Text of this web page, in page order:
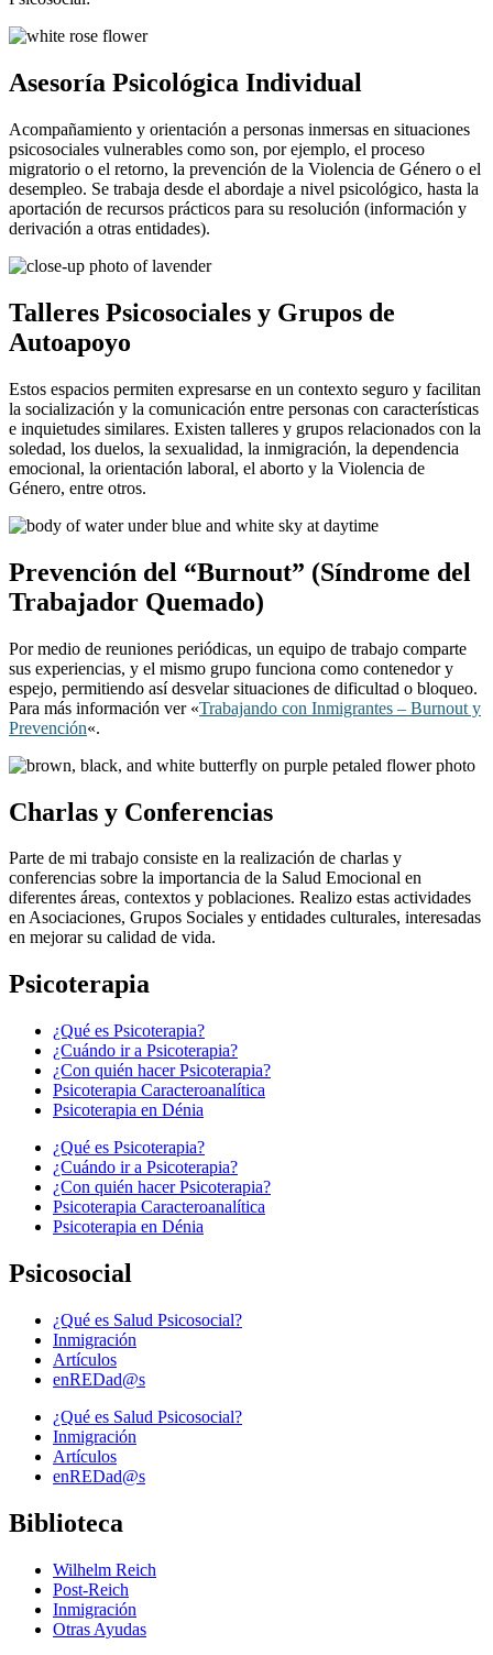
Asesoría Psicológica Individual
Acompañamiento y orientación a personas inmersas en situaciones
psicosociales vulnerables como son, por ejemplo, el proceso
migratorio o el retorno, la prevención de la Violencia de Género o el
desempleo. Se trabaja desde el abordaje a nivel psicológico, hasta la
aportación de recursos prácticos para su resolución (información y
derivación a otras entidades).
Talleres Psicosociales y Grupos de
Autoapoyo
Estos espacios permiten expresarse en un contexto seguro y facilitan
la socialización y la comunicación entre personas con características
e inquietudes similares. Existen talleres y grupos relacionados con la
soledad, los duelos, la sexualidad, la inmigración, la dependencia
emocional, la orientación laboral, el aborto y la Violencia de
Género, entre otros.
Prevención del “Burnout” (Síndrome del
Trabajador Quemado)
Por medio de reuniones periódicas, un equipo de trabajo comparte
sus experiencias, y el mismo grupo funciona como contenedor y
espejo, permitiendo así desvelar situaciones de dificultad o bloqueo.
Para más información ver «Trabajando con Inmigrantes – Burnout y
Prevención«.
Charlas y Conferencias
Parte de mi trabajo consiste en la realización de charlas y
conferencias sobre la importancia de la Salud Emocional en
diferentes áreas, contextos y poblaciones. Realizo estas actividades
en Asociaciones, Grupos Sociales y entidades culturales, interesadas
en mejorar su calidad de vida.
Psicoterapia
¿Qué es Psicoterapia?
¿Cuándo ir a Psicoterapia?
¿Con quién hacer Psicoterapia?
Psicoterapia Caracteroanalítica
Psicoterapia en Dénia
¿Qué es Psicoterapia?
¿Cuándo ir a Psicoterapia?
¿Con quién hacer Psicoterapia?
Psicoterapia Caracteroanalítica
Psicoterapia en Dénia
Psicosocial
¿Qué es Salud Psicosocial?
Inmigración
Artículos
enREDad@s
¿Qué es Salud Psicosocial?
Inmigración
Artículos
enREDad@s
Biblioteca
Wilhelm Reich
Post-Reich
Inmigración
Otras Ayudas